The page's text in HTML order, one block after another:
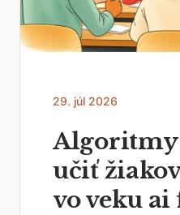
29. júl 2026
Algoritmy
učiť
vo veku